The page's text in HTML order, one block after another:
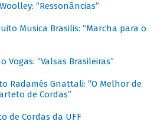
“Ressonâncias”
Musica Brasilis: “Marcha para o
Vogas: “Valsas Brasileiras”
Radamés Gnattali: “O Melhor de
de Cordas”
de Cordas da UFF